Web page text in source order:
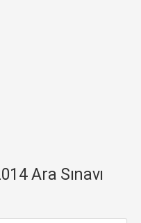
Ara Sınavı